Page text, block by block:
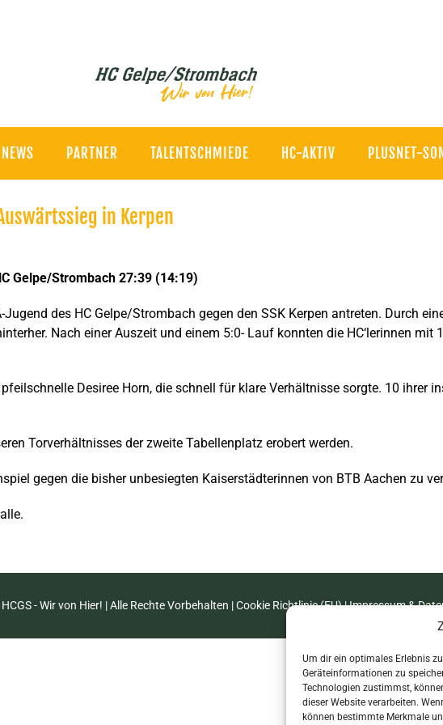
Um dir ein optimales Erlebnis
Geräteinformationen zu
Technologien zustimmst,
dieser Website verarbeiten.
können bestimmte Merkmale
NEWS PARTNER TALENTSCHMIEDE HC-AKTIV PLUSNET-
in Kerpen
Gelpe/Strombach 27:39 (14:19)
des HC Gelpe/Strombach gegen den SSK Kerpen antreten. Durch
Nach einer Auszeit und einem 5:0- Lauf konnten die HC‘lerinnen mit
Desiree Horn, die schnell für klare Verhältnisse sorgte. 10 ihrer
Torverhältnisses der zweite Tabellenplatz erobert werden.
gegen die bisher unbesiegten Kaiserstädterinnen von BTB Aachen zu
- Wir von Hier! | Alle Rechte Vorbehalten |Cookie Richtlinie (EU)|Impressum &